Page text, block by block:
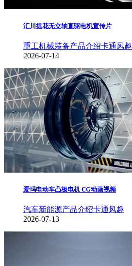
汇川提花无立轴直驱电机宣传片
重工机械装备产品介绍卡通风趣
2026-07-14
爱玛电动车凸极电机 CG动画视频
汽车新能源产品介绍卡通风趣
2026-07-13